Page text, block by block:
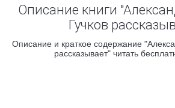
Описание книги
Гучков
Описание и краткое содержание
рассказывает" читать